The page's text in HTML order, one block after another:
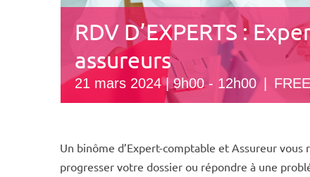
RDV D’EXPERTS :
assureurs
21 mars 2024 | 9h00- 12h00 FREE
Un binôme d’Expert-comptable et Assureur
progresser votre dossier ou répondre à une